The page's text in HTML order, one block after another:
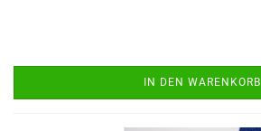
IN DEN WARENKORB